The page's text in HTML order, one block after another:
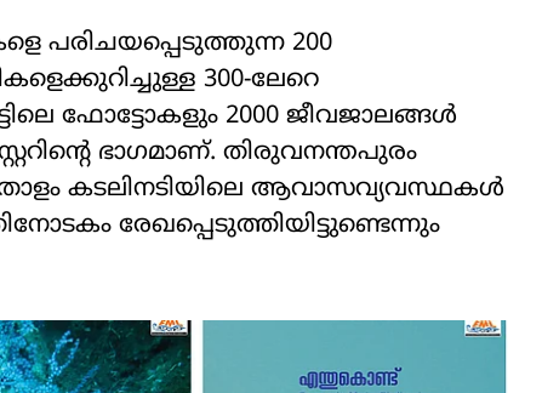
പരിചയപ്പെടുത്തുന്ന 200
300-ലേറെ
ഫോട്ടോകളും 2000 ജീവജാലങ്ങൾ
ഭാഗമാണ്. തിരുവനന്തപുരം
കടലിനടിയിലെ ആവാസവ്യവസ്ഥകൾ
രേഖപ്പെടുത്തിയിട്ടുണ്ടെന്നും